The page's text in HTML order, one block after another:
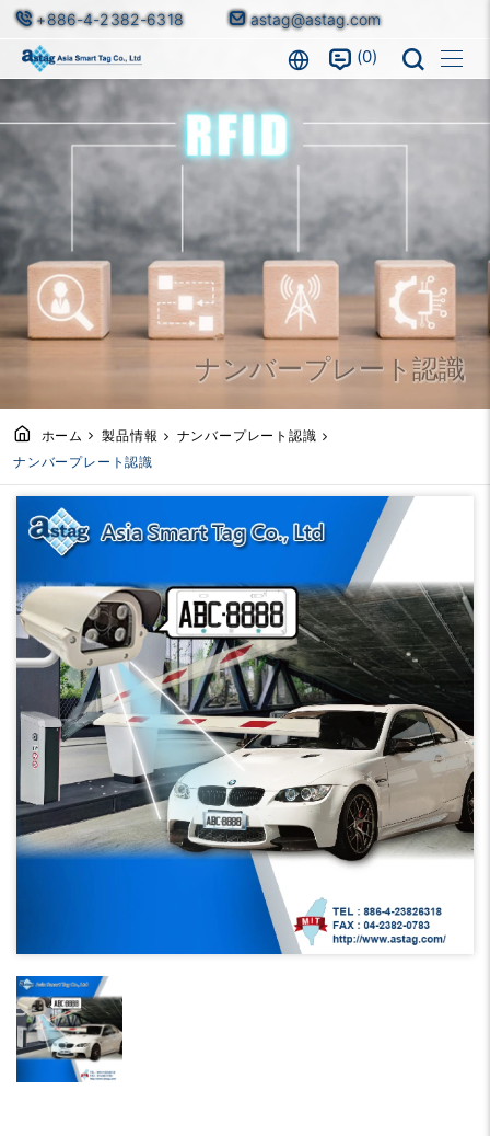
+886-4-2382-6318 astag@astag.com
0
ナンバープレート認識
ホーム 製品情報
ナンバープレート認識
ナンバープレート認識